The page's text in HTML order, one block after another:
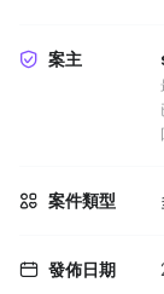
案主
案件類型
發佈日期